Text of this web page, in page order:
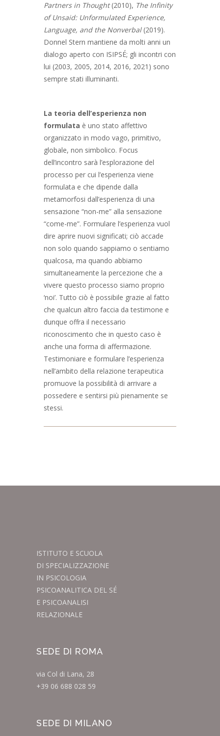
Partners in Thought(2010), The Infinity
of Unsaid: Unformulated Experience,
Language, and the Nonverbal(2019).
Donnel Stern mantiene da molti anni un
dialogo aperto con ISIPSÉ; gli incontri con
lui (2003, 2005, 2014, 2016, 2021) sono
sempre stati illuminanti.
La teoria dell’esperienza non
formulata è uno stato affettivo
organizzato in modo vago, primitivo,
globale, non simbolico. Focus
dell’incontro sarà l’esplorazione del
processo per cui l’esperienza viene
formulata e che dipende dalla
metamorfosi dall’esperienza di una
sensazione “non-me” alla sensazione
“come-me”. Formulare l’esperienza vuol
dire aprire nuovi significati; ciò accade
non solo quando sappiamo o sentiamo
qualcosa, ma quando abbiamo
simultaneamente la percezione che a
vivere questo processo siamo proprio
‘noi’. Tutto ciò è possibile grazie al fatto
che qualcun altro faccia da testimone e
dunque offra il necessario
riconoscimento che in questo caso è
anche una forma di affermazione.
Testimoniare e formulare l’esperienza
nell’ambito della relazione terapeutica
promuove la possibilità di arrivare a
possedere e sentirsi più pienamente se
stessi.
ISTITUTO E SCUOLA
DI SPECIALIZZAZIONE
IN PSICOLOGIA
PSICOANALITICA DEL SÉ
E PSICOANALISI
RELAZIONALE
SEDE DI ROMA
via Col di Lana, 28
+39 06 688 028 59
SEDE DI MILANO